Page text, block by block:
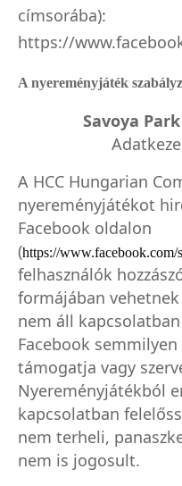
címsorába):
https://
A nyereményjáték
Savoya
A HCC Hungarian
nyereményjátékot
Facebook oldalon
(https://www.facebook.com/
felhasználók
formájában vehetnek
nem áll
Facebook
támogatja vagy
Nyereményjátékból
kapcsolatban
nem terheli,
nem is jogosult.